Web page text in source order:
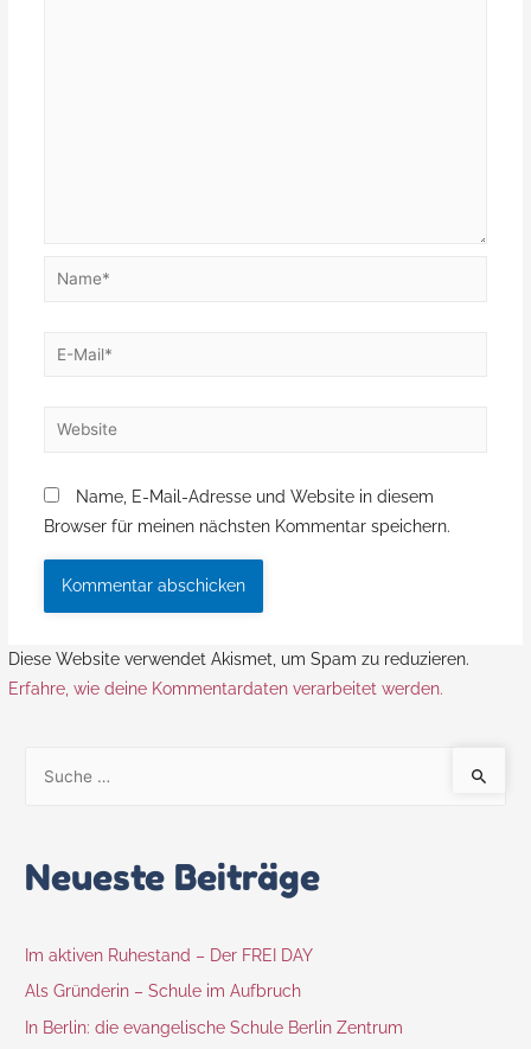
Name, E-Mail-Adresse und Website in diesem
Browser für meinen nächsten Kommentar speichern.
Diese Website verwendet Akismet, um Spam zu reduzieren.
Erfahre, wie deine Kommentardaten verarbeitet werden.
Neueste Beiträge
Im aktiven Ruhestand – Der FREI DAY
Als Gründerin – Schule im Aufbruch
In Berlin: die evangelische Schule Berlin Zentrum